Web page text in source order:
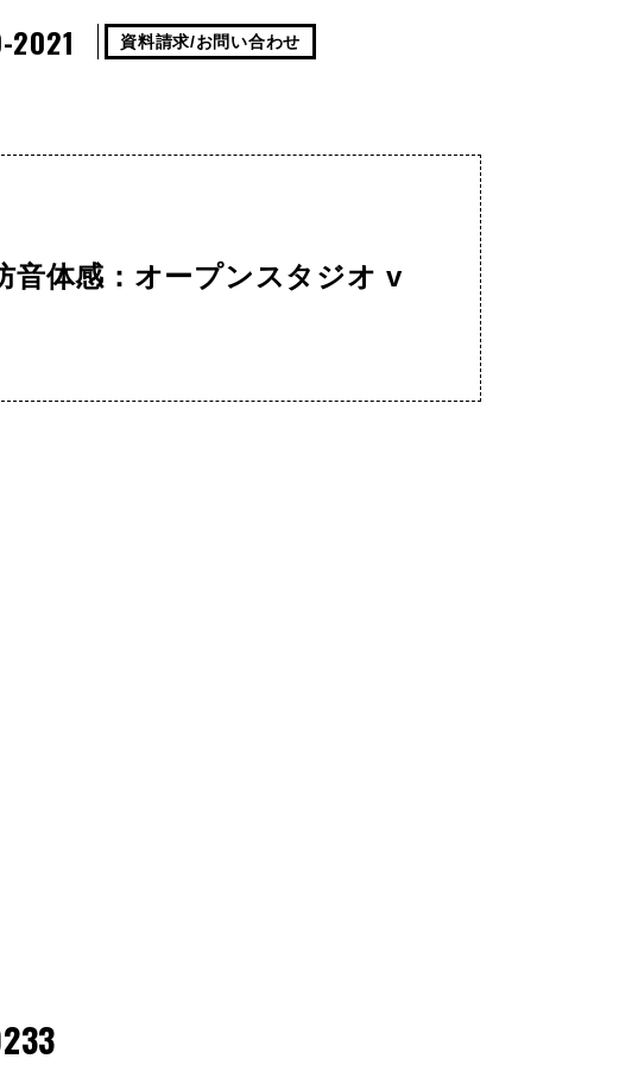
資料請求/お問い合わせ
音体感：オープンスタジオ v